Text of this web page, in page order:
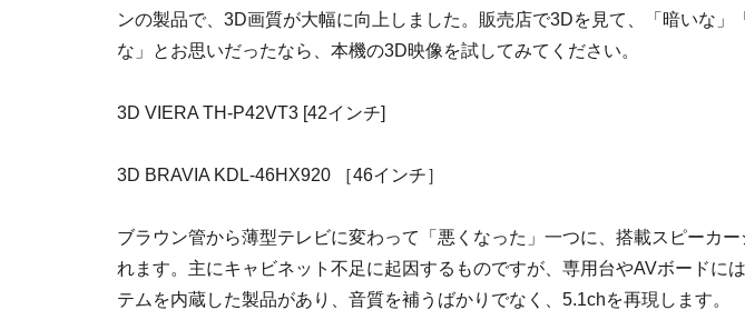
ンの製品で、3D画質が大幅に向上しました。販売店で3Dを見て、「暗いな」
な」とお思いだったなら、本機の3D映像を試してみてください。
3D VIERA TH-P42VT3 [42インチ]
3D BRAVIA KDL-46HX920 ［46インチ］
ブラウン管から薄型テレビに変わって「悪くなった」一つに、搭載スピーカ
れます。主にキャビネット不足に起因するものですが、専用台やAVボードに
テムを内蔵した製品があり、音質を補うばかりでなく、5.1chを再現します。